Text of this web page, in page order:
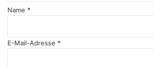
*
Name *
E-Mail-Adresse *